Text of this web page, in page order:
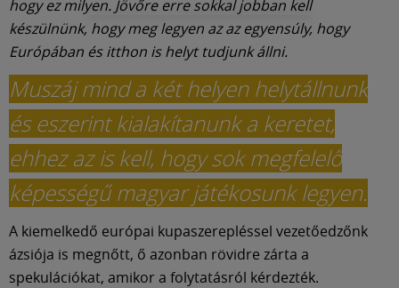
hogy ez milyen. Jövőre erre sokkal jobban kell
készülnünk, hogy meg legyen az az egyensúly, hogy
Európában és itthon is helyt tudjunk állni.
Muszáj mind a két helyen helytállnunk
és eszerint kialakítanunk a keretet,
ehhez az is kell, hogy sok megfelelő
képességű magyar játékosunk legyen.
A kiemelkedő európai kupaszerepléssel vezetőedzőnk
ázsiója is megnőtt, ő azonban rövidre zárta a
spekulációkat, amikor a folytatásról kérdezték.